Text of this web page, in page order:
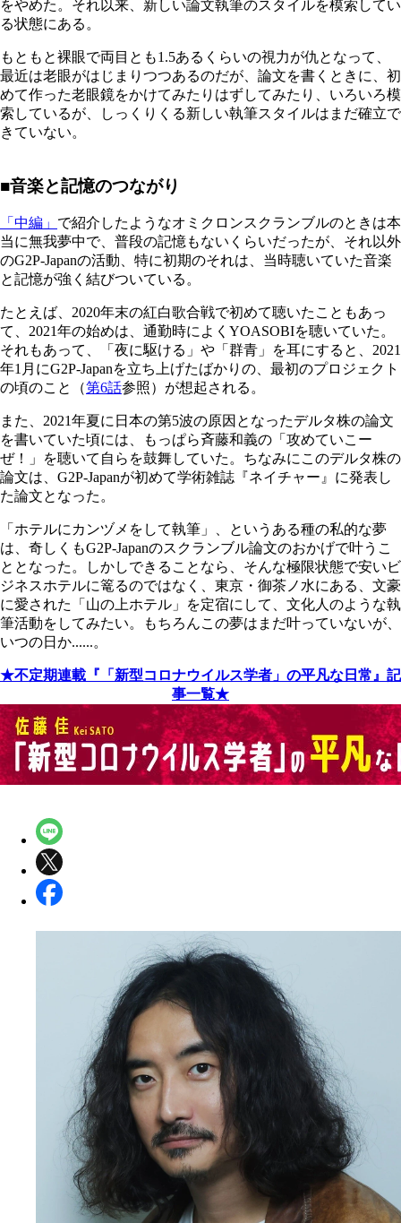
をやめた。それ以来、新しい論文執筆のスタイルを模索してい
る状態にある。
もともと裸眼で両目とも1.5あるくらいの視力が仇となって、
最近は老眼がはじまりつつあるのだが、論文を書くときに、初
めて作った老眼鏡をかけてみたりはずしてみたり、いろいろ模
索しているが、しっくりくる新しい執筆スタイルはまだ確立で
きていない。
■音楽と記憶のつながり
「中編」 で紹介したようなオミクロンスクランブルのときは本
当に無我夢中で、普段の記憶もないくらいだったが、それ以外
のG2P-Japanの活動、特に初期のそれは、当時聴いていた音楽
と記憶が強く結びついている。
たとえば、2020年末の紅白歌合戦で初めて聴いたこともあっ
て、2021年の始めは、通勤時によくYOASOBIを聴いていた。
それもあって、「夜に駆ける」や「群青」を耳にすると、2021
年1月にG2P-Japanを立ち上げたばかりの、最初のプロジェクト
の頃のこと（第6話参照）が想起される。
また、2021年夏に日本の第5波の原因となったデルタ株の論文
を書いていた頃には、もっぱら斉藤和義の「攻めていこー
ぜ！」を聴いて自らを鼓舞していた。ちなみにこのデルタ株の
論文は、G2P-Japanが初めて学術雑誌『ネイチャー』に発表し
た論文となった。
「ホテルにカンヅメをして執筆」、というある種の私的な夢
は、奇しくもG2P-Japanのスクランブル論文のおかげで叶うこ
ととなった。しかしできることなら、そんな極限状態で安いビ
ジネスホテルに篭るのではなく、東京・御茶ノ水にある、文豪
に愛された「山の上ホテル」を定宿にして、文化人のような執
筆活動をしてみたい。もちろんこの夢はまだ叶っていないが、
いつの日か......。
★不定期連載『「新型コロナウイルス学者」の平凡な日常』記
事一覧★